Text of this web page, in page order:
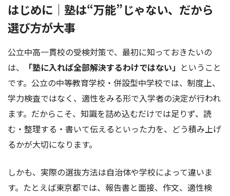
はじめに｜塾は“万能”じゃない、だから
選び方が大事
公立中高一貫校の受検対策で、最初に知っておきたいの
は、
「塾に入れば全部解決するわけではない」 ということ
です。公立の中等教育学校・併設型中学校では、制度上、
学力検査ではなく、適性をみる形で入学者の決定が行われ
ます。だからこそ、知識を詰め込むだけでは足りず、読
む・整理する・書いて伝えるといった力を、どう積み上げ
るかが大切になります。
しかも、実際の選抜方法は自治体や学校によって違いま
す。たとえば東京都では、報告書と面接、作文、適性検